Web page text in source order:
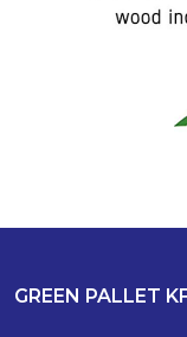
GREEN PALLET